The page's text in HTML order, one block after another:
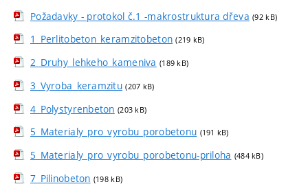
Požadavky - protokol č.1 -makrostruktura dřeva (92 kB)
1_Perlitobeton_keramzitobeton (219 kB)
2_Druhy_lehkeho_kameniva (189 kB)
3_Vyroba_keramzitu (207 kB)
4_Polystyrenbeton (203 kB)
5_Materialy_pro_vyrobu_porobetonu (191 kB)
5_Materialy_pro_vyrobu_porobetonu-priloha (484 kB)
7_Pilinobeton (198 kB)